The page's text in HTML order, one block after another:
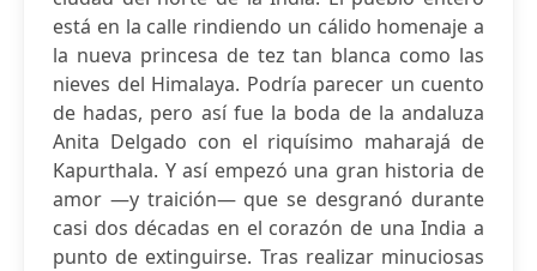
está en la calle rindiendo un cálido homenaje a
la nueva princesa de tez tan blanca como las
nieves del Himalaya. Podría parecer un cuento
de hadas, pero así fue la boda de la andaluza
Anita Delgado con el riquísimo maharajá de
Kapurthala. Y así empezó una gran historia de
amor —y traición— que se desgranó durante
casi dos décadas en el corazón de una India a
punto de extinguirse. Tras realizar minuciosas